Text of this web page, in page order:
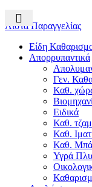
Λίστα Παραγγελίας
Είδη
Απορρυπαντικά
Γεν.
Καθ.
Ειδικά
Καθ.
Καθ.
Καθ.
Υγρά